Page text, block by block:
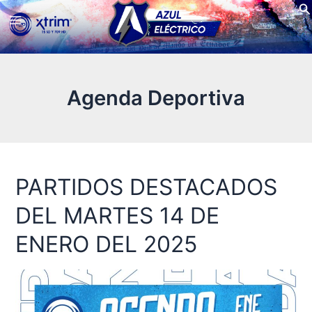
Ir
al
contenido
Main
Menu
Agenda Deportiva
PARTIDOS DESTACADOS
DEL MARTES 14 DE
ENERO DEL 2025
PARTIDOS
DESTACADOS
DEL
14
ENERO
DEL